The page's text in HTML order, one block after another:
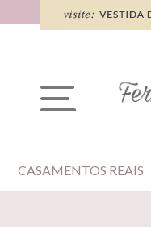
CASAMENTOS REAIS